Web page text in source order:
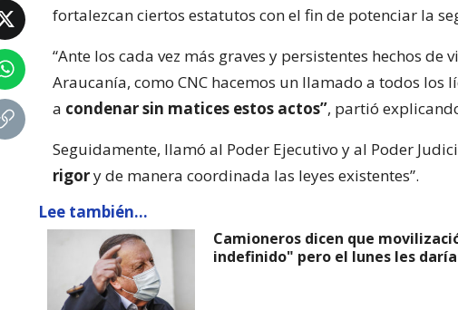
fortalezcan ciertos estatutos con el fin de potenciar la
“Ante los cada vez más graves y persistentes hechos de
Araucanía, como CNC hacemos un llamado a todos los
a condenar sin matices estos actos”, partió
Seguidamente, llamó al Poder Ejecutivo y al Poder
rigory de manera coordinada las leyes existentes”.
Lee también...
Camioneros dicen que
indefinido" pero el lunes les